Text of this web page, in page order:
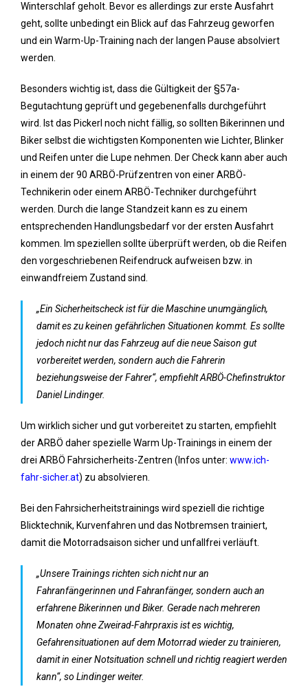
Winterschlaf geholt. Bevor es allerdings zur erste Ausfahrt
geht, sollte unbedingt ein Blick auf das Fahrzeug geworfen
und ein Warm-Up-Training nach der langen Pause absolviert
werden.
Besonders wichtig ist, dass die Gültigkeit der §57a-
Begutachtung geprüft und gegebenenfalls durchgeführt
wird. Ist das Pickerl noch nicht fällig, so sollten Bikerinnen und
Biker selbst die wichtigsten Komponenten wie Lichter, Blinker
und Reifen unter die Lupe nehmen. Der Check kann aber auch
in einem der 90 ARBÖ-Prüfzentren von einer ARBÖ-
Technikerin oder einem ARBÖ-Techniker durchgeführt
werden. Durch die lange Standzeit kann es zu einem
entsprechenden Handlungsbedarf vor der ersten Ausfahrt
kommen. Im speziellen sollte überprüft werden, ob die Reifen
den vorgeschriebenen Reifendruck aufweisen bzw. in
einwandfreiem Zustand sind.
„Ein Sicherheitscheck ist für die Maschine unumgänglich,
damit es zu keinen gefährlichen Situationen kommt. Es sollte
jedoch nicht nur das Fahrzeug auf die neue Saison gut
vorbereitet werden, sondern auch die Fahrerin
beziehungsweise der Fahrer“, empfiehlt ARBÖ-Chefinstruktor
Daniel Lindinger.
Um wirklich sicher und gut vorbereitet zu starten, empfiehlt
der ARBÖ daher spezielle Warm Up-Trainings in einem der
drei ARBÖ Fahrsicherheits-Zentren (Infos unter: www.ich-
fahr-sicher.at) zu absolvieren.
Bei den Fahrsicherheitstrainings wird speziell die richtige
Blicktechnik, Kurvenfahren und das Notbremsen trainiert,
damit die Motorradsaison sicher und unfallfrei verläuft.
„Unsere Trainings richten sich nicht nur an
Fahranfängerinnen und Fahranfänger, sondern auch an
erfahrene Bikerinnen und Biker. Gerade nach mehreren
Monaten ohne Zweirad-Fahrpraxis ist es wichtig,
Gefahrensituationen auf dem Motorrad wieder zu trainieren,
damit in einer Notsituation schnell und richtig reagiert werden
kann“, so Lindinger weiter.